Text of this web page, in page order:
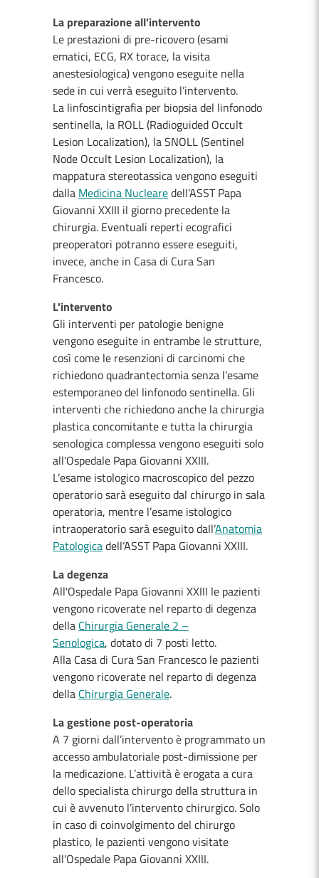
La preparazione all'intervento
Le prestazioni di pre-ricovero (esami
ematici, ECG, RX torace, la visita
anestesiologica) vengono eseguite nella
sede in cui verrà eseguito l’intervento.
La linfoscintigrafia per biopsia del linfonodo
sentinella, la ROLL (Radioguided Occult
Lesion Localization), la SNOLL (Sentinel
Node Occult Lesion Localization), la
mappatura stereotassica vengono eseguiti
dalla Medicina Nuclearedell’ASST Papa
Giovanni XXIII il giorno precedente la
chirurgia. Eventuali reperti ecografici
preoperatori potranno essere eseguiti,
invece, anche in Casa di Cura San
Francesco.
L'intervento
Gli interventi per patologie benigne
vengono eseguite in entrambe le strutture,
così come le resenzioni di carcinomi che
richiedono quadrantectomia senza l'esame
estemporaneo del linfonodo sentinella. Gli
interventi che richiedono anche la chirurgia
plastica concomitante e tutta la chirurgia
senologica complessa vengono eseguiti solo
all'Ospedale Papa Giovanni XXIII.
L’esame istologico macroscopico del pezzo
operatorio sarà eseguito dal chirurgo in sala
operatoria, mentre l’esame istologico
intraoperatorio sarà eseguito dall’Anatomia
Patologicadell’ASST Papa Giovanni XXIII.
La degenza
All'Ospedale Papa Giovanni XXIII le pazienti
vengono ricoverate nel reparto di degenza
della Chirurgia Generale 2 –
Senologica, dotato di 7 posti letto.
Alla Casa di Cura San Francesco le pazienti
vengono ricoverate nel reparto di degenza
della Chirurgia Generale.
La gestione post-operatoria
A 7 giorni dall’intervento è programmato un
accesso ambulatoriale post-dimissione per
la medicazione. L’attività è erogata a cura
dello specialista chirurgo della struttura in
cui è avvenuto l’intervento chirurgico. Solo
in caso di coinvolgimento del chirurgo
plastico, le pazienti vengono visitate
all'Ospedale Papa Giovanni XXIII.